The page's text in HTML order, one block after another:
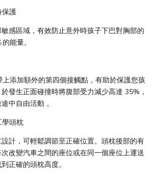
保護
感區域，有效防止意外時孩子下巴對胸部的
能量。
添加額外的第四個接觸點，有助於保護您孩
發生正面碰撞時將腹部受力減少高達 35%，
中自由活動 。
學頭枕
計，可輕鬆調節至正確位置。頭枕後部的有
改變汽車之間的座位或在同一個座位上運送
正確的頭枕高度。